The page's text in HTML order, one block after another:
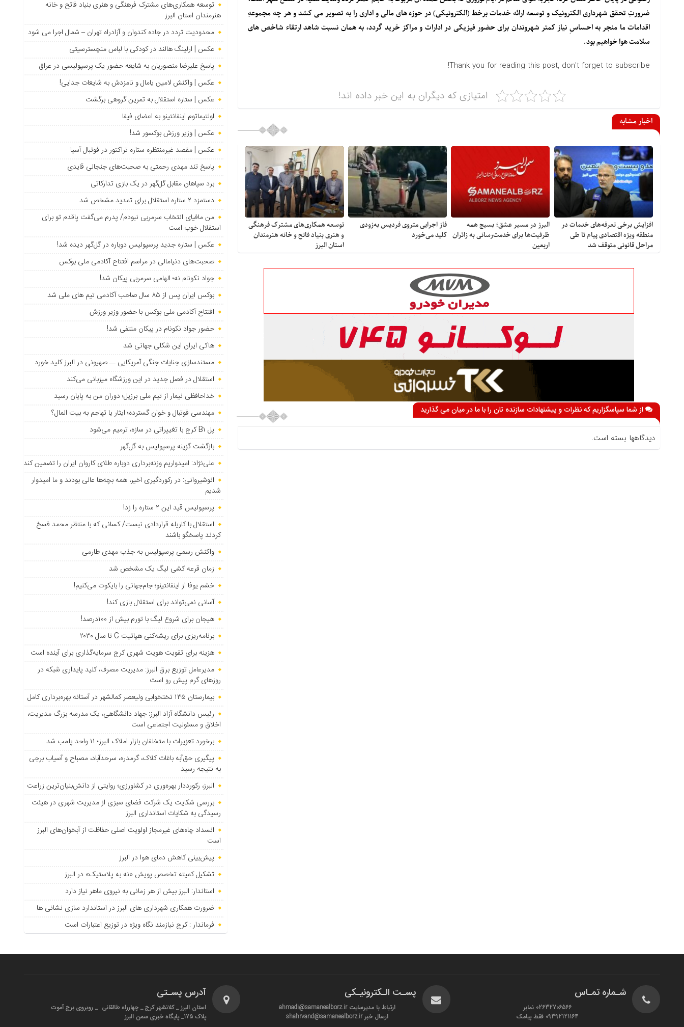
ضرورتِ تحقق شهرداری الکترونیک و توسعه ارائه خدمات برخط (الکترونیکی) در حوزه های مالی و اداری را به تصویر می کشد و هر چه مجموعهِ
اقدامات ما منجر به احساسِ نیاز کمتر شهروندان برای حضور فیزیکی در ادارات و مراکز خرید گردد، به همان نسبت شاهد ارتقاء شاخص های
سلامت هوا خواهیم بود.
Thank you for reading this post, don't forget to subscribe!
امتیازی که دیگران به این خبر داده اند!
اخبار مشابه
افزایش برخی تعرفه‌های خدمات در
منطقه ویژه اقتصادی پیام تا طی
مراحل قانونی متوقف شد
البرز در مسیر عشق؛ بسیج همه
ظرفیت‌ها برای خدمت‌رسانی به زائران
اربعین
فاز اجرایی متروی فردیس به‌زودی
کلید می‌خورد
توسعه همکاری‌های مشترک فرهنگی
و هنری بنیاد فاتح و خانه هنرمندان
استان البرز
از شما سپاسگزاریم که نظرات و پیشنهادات سازنده تان را با ما در میان می گذارید
دیدگاهها بسته است.
توسعه همکاری‌های مشترک فرهنگی و هنری بنیاد فاتح و خانه
هنرمندان استان البرز
محدودیت تردد در جاده کندوان و آزادراه تهران – شمال اجرا می شود
عکس | ارلینگ هالند در کودکی با لباس منچسترسیتی
پاسخ علیرضا منصوریان به شایعه حضور یک پرسپولیسی در عراق
عکس | واکنش لامین یامال و نامزدش به شایعات جدایی!
عکس | ستاره استقلال به تمرین گروهی برگشت
اولتیماتوم اینفانتینو به اعضای فیفا
عکس | وزیر ورزش بوکسور شد!
عکس | مقصد غیرمنتظره ستاره تراکتور در فوتبال آسیا
پاسخ تند مهدی رحمتی به صحبت‌های جنجالی قایدی
برد سپاهان مقابل گل‌گهر در یک بازی تدارکاتی
دستمزد ۲ ستاره استقلال برای تمدید مشخص شد
من مافیای انتخاب سرمربی نبودم/ پدرم می‌گفت پاقدم تو برای
استقلال خوب است
عکس | ستاره جدید پرسپولیس دوباره در گل‌گهر دیده شد!
صحبت‌های دنیامالی در مراسم افتتاح آکادمی ملی بوکس
جواد نکونام نه؛ الهامی سرمربی پیکان شد!
بوکس ایران پس از ۸۵ سال صاحب آکادمی تیم های ملی شد
افتتاح آکادمی ملی بوکس با حضور وزیر ورزش
حضور جواد نکونام در پیکان منتفی شد!
هاکی ایران این شکلی جهانی شد
مستندسازی جنایات جنگی آمریکایی ــ صهیونی در البرز کلید خورد
استقلال در فصل جدید در این ورزشگاه میزبانی می‌کند
خداحافظی نیمار از تیم ملی برزیل؛ دوران من به پایان رسید
مهندسی فوتبال و خوان گسترده؛ ایثار یا تهاجم به بیت المال؟
پل B۱ کرج با تغییراتی در سازه، ترمیم می‌شود
بازگشت گزینه پرسپولیس به ‌گل‌گهر
علی‌نژاد: امیدواریم وزنه‌برداری دوباره طلای کاروان ایران را تضمین کند
انوشیروانی: در رکوردگیری اخیر، همه بچه‌ها عالی بودند و ما امیدوار
شدیم
پرسپولیس قید این ۲ ستاره را زد!
استقلال با کاریله قراردادی نبست/ کسانی که با منتظر محمد فسخ
کردند پاسخگو باشند
واکنش رسمی پرسپولیس به جذب مهدی طارمی
زمان قرعه کشی لیگ یک مشخص شد
خشم یوفا از اینفانتینو؛ جام‌جهانی را بایکوت می‌کنیم!
آسانی نمی‌تواند برای استقلال بازی کند!
هیجان برای شروع لیگ با تورم بیش از ۱۰۰درصد!
برنامه‌ریزی برای ریشه‌کنی هپاتیت C تا سال ۲۰۳۰
هزینه برای تقویت هویت شهری کرج سرمایه‌گذاری برای آینده است
مدیرعامل توزیع برق البرز: مدیریت مصرف، کلید پایداری شبکه در
روزهای گرم پیش رو است
بیمارستان ۱۳۵ تختخوابی ولیعصر کمالشهر در آستانه بهره‌برداری کامل
رئیس دانشگاه آزاد البرز: جهاد دانشگاهی، یک مدرسه بزرگ مدیریت،
اخلاق و مسئولیت اجتماعی است
برخورد تعزیرات با متخلفان بازار املاک البرز؛ ۱۱ واحد پلمب شد
پیگیری حق‌آبه باغات کلاک، گرمدره، سرحدآباد، مصباح و آسیاب برجی
به نتیجه رسید
البرز، رکورددار بهره‌وری در کشاورزی؛ روایتی از دانش‌بنیان‌ترین زراعت
بررسی شکایت یک شرکت فضای سبزی از مدیریت شهری در هیئت
رسیدگی به شکایات استانداری البرز
انسداد چاه‌های غیرمجاز اولویت اصلی حفاظت از آبخوان‌های البرز
است
پیش‌بینی کاهش دمای هوا در البرز
تشکیل کمیته تخصص پویش «نه به پلاستیک» در البرز
استاندار: البرز بیش از هر زمانی به نیروی ماهر نیاز دارد
ضرورت همکاری شهرداری های البرز در استاندارد سازی نشانی ها
فرماندار : کرج نیازمند نگاه ویژه در توزیع اعتبارات است
شـماره تمـاس
02632706566 نمابر
09392121164 فقط پیامک
پسـت الـکترونیـکی
ارتباط با مدیرسایت ahmadi@samanealborz.ir
ارسال خبر shahrvand@samanealborz.ir
آدرس پسـتی
استان البرز _ کلانشهر کرج _ چهارراه طالقانی _ روبروی برج آموت
پلاک 175_ پایگاه خبری سمن البرز